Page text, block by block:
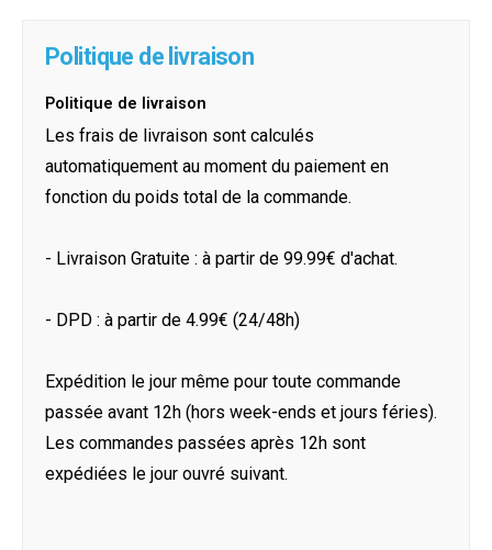
Politique de livraison
Politique de livraison
Les frais de livraison sont calculés
automatiquement au moment du paiement en
fonction du poids total de la commande.
- Livraison Gratuite : à partir de 99.99€ d'achat.
- DPD : à partir de 4.99€ (24/48h)
Expédition le jour même pour toute commande
passée avant 12h (hors week-ends et jours féries).
Les commandes passées après 12h sont
expédiées le jour ouvré suivant.